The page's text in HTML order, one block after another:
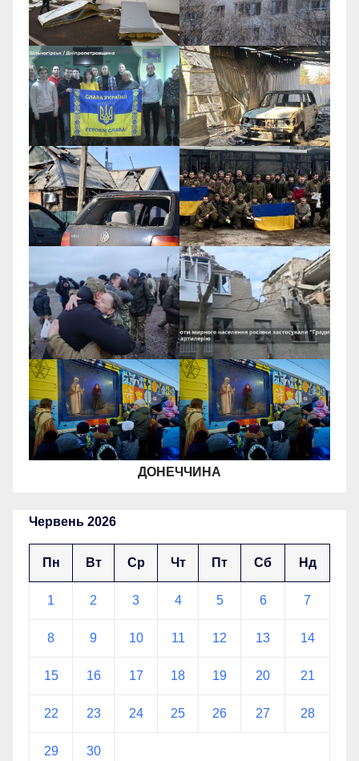
ДОНЕЧЧИНА
Червень 2026
Пн Вт Ср Чт Пт Сб Нд
1 2 3 4 5 6 7
8 9 10 11 12 13 14
15 16 17 18 19 20 21
22 23 24 25 26 27 28
29 30